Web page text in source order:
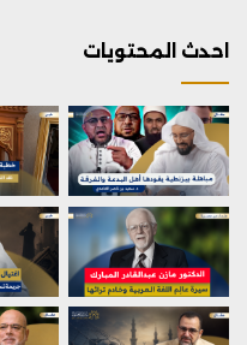
احدث المحتويات